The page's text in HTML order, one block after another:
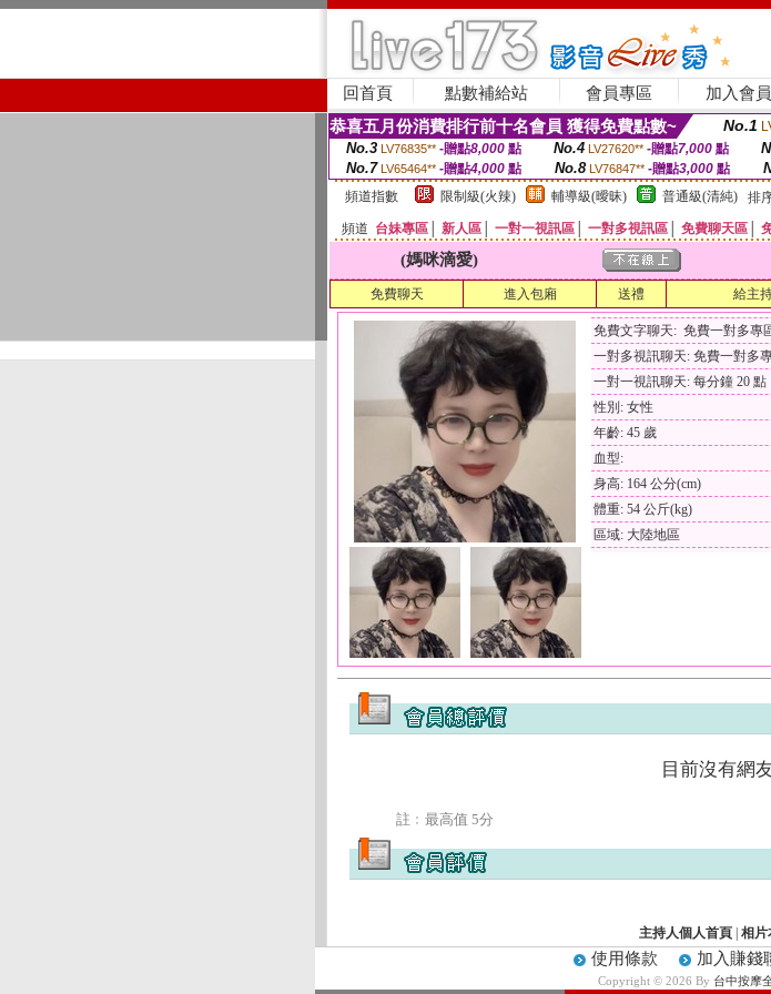
回首頁 點數補給站 會員專區 加入會員
恭喜五月份消費排行前十名會員 獲得免費點數~ No.1
No.3 LV76835** -贈點8,000點 No.4 LV27620** -贈點7,000點
No.7 LV65464** -贈點4,000 點 No.8 LV76847** -贈點3,000 點
頻道指數
限制級(火辣) 輔導級(曖昧) 普通級(清純) 排
頻道 台妹專區 新人區 一對一視訊區 一對多視訊區 免費聊天區
(媽咪滴愛)
免費聊天 進入包廂 送禮 給主
免費文字聊天: 免費一對多專
一對多視訊聊天: 免費一對多
一對一視訊聊天: 每分鐘 20 點
性別: 女性
年齡: 45 歲
血型:
身高: 164 公分(cm)
體重: 54 公斤(kg)
區域: 大陸地區
目前沒有網
註﹕最高值 5分
主持人個人首頁 相片
使用條款 加入賺錢
Copyright © 2026 By 台中按摩